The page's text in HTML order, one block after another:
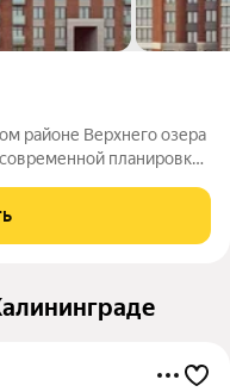
районе Верхнего озера
планировки (
который СДАЕТСЯ УЖЕ